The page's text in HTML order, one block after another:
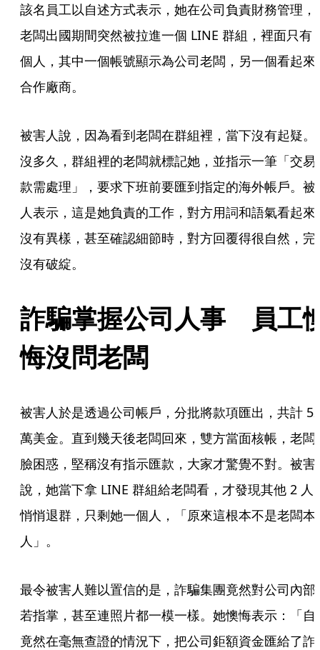
該名員工以自述方式表示，她在公司負責財務管理，
老闆出國期間突然被拉進一個 LINE 群組，裡面只有
個人，其中一個帳號顯示為公司老闆，另一個看起來
合作廠商。
被害人說，因為看到老闆在群組裡，當下沒有起疑。
沒多久，群組裡的老闆就標記她，並指示一筆「交易
款需處理」，要求下班前要匯到指定的海外帳戶。被
人表示，這是她負責的工作，對方用詞和語氣看起來
沒有異樣，甚至確認細節時，對方回覆得很自然，完
沒有破綻。
詐騙掌握公司人事　員工
悔沒問老闆
被害人於是透過公司帳戶，分批將款項匯出，共計 52
萬美金。直到幾天後老闆回來，雙方當面核帳，老闆
臉困惑，堅稱沒有指示匯款，大家才驚覺不對。被害
說，她當下拿 LINE 群組給老闆看，才發現其他 2 人
悄悄退群，只剩她一個人，「原來這根本不是老闆本
人」。
最令被害人難以置信的是，詐騙集團竟然對公司內部
若指掌，甚至連照片都一模一樣。她懊悔表示：「自
竟然在毫無查證的情況下，把公司鉅額資金匯給了詐